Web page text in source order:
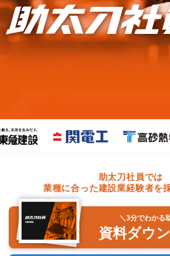
助太刀社員では
業種に合った建設業経験者を
＼3分でわかる
資料ダウ